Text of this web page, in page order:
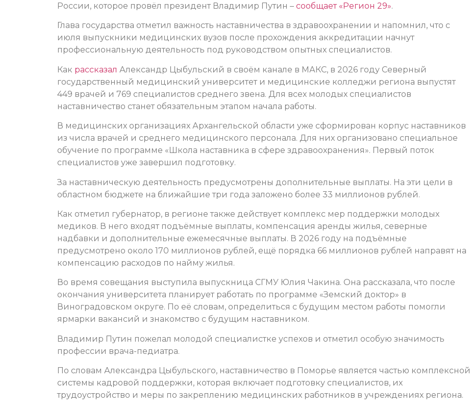
России, которое провёл президент Владимир Путин – сообщает «Регион 29».
Глава государства отметил важность наставничества в здравоохранении и напомнил, что с
июля выпускники медицинских вузов после прохождения аккредитации начнут
профессиональную деятельность под руководством опытных специалистов.
Как рассказал Александр Цыбульский в своём канале в МАКС, в 2026 году Северный
государственный медицинский университет и медицинские колледжи региона выпустят
449 врачей и 769 специалистов среднего звена. Для всех молодых специалистов
наставничество станет обязательным этапом начала работы.
В медицинских организациях Архангельской области уже сформирован корпус наставников
из числа врачей и среднего медицинского персонала. Для них организовано специальное
обучение по программе «Школа наставника в сфере здравоохранения». Первый поток
специалистов уже завершил подготовку.
За наставническую деятельность предусмотрены дополнительные выплаты. На эти цели в
областном бюджете на ближайшие три года заложено более 33 миллионов рублей.
Как отметил губернатор, в регионе также действует комплекс мер поддержки молодых
медиков. В него входят подъёмные выплаты, компенсация аренды жилья, северные
надбавки и дополнительные ежемесячные выплаты. В 2026 году на подъёмные
предусмотрено около 170 миллионов рублей, ещё порядка 66 миллионов рублей направят на
компенсацию расходов по найму жилья.
Во время совещания выступила выпускница СГМУ Юлия Чакина. Она рассказала, что после
окончания университета планирует работать по программе «Земский доктор» в
Виноградовском округе. По её словам, определиться с будущим местом работы помогли
ярмарки вакансий и знакомство с будущим наставником.
Владимир Путин пожелал молодой специалистке успехов и отметил особую значимость
профессии врача-педиатра.
По словам Александра Цыбульского, наставничество в Поморье является частью комплексной
системы кадровой поддержки, которая включает подготовку специалистов, их
трудоустройство и меры по закреплению медицинских работников в учреждениях региона.